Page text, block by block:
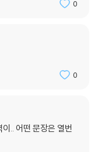
0
0
.. 어떤 문장은 열번